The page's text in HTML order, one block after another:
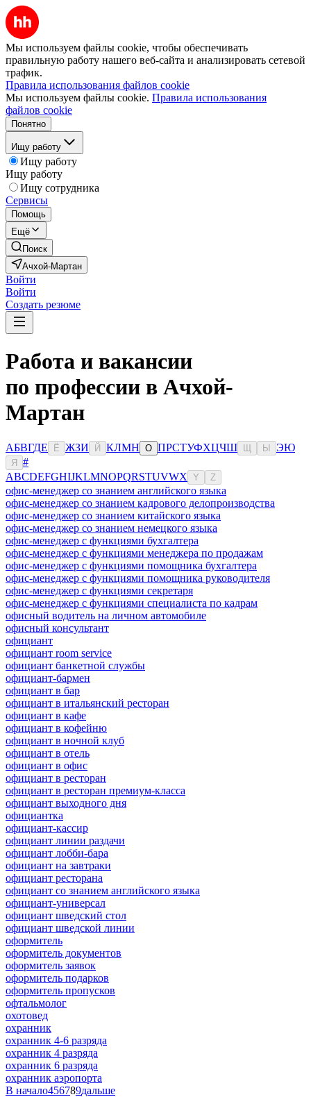
Мы используем файлы cookie, чтобы обеспечивать
правильную работу нашего веб-сайта и анализировать сетевой
трафик.
Правила использования файлов cookie
Мы используем файлы cookie. Правила использования
файлов cookie
Понятно
Ищу работу
Ищу работу
Ищу работу
Ищу сотрудника
Сервисы
Помощь
Ещё
Поиск
Ачхой-Мартан
Войти
Войти
Создать резюме
Работа и вакансии
по профессии в Ачхой-
Мартан
АБВГДЕ Ё ЖЗИ Й КЛМН О ПРСТУФХЦЧШ Ы ЭЮ
Я
#
ABCDEFGHIJKLMNOPQRSTUVWX Y Z
офис-менеджер со знанием английского языка
офис-менеджер со знанием кадрового делопроизводства
офис-менеджер со знанием китайского языка
офис-менеджер со знанием немецкого языка
офис-менеджер с функциями бухгалтера
офис-менеджер с функциями менеджера по продажам
офис-менеджер с функциями помощника бухгалтера
офис-менеджер с функциями помощника руководителя
офис-менеджер с функциями секретаря
офис-менеджер с функциями специалиста по кадрам
офисный водитель на личном автомобиле
офисный консультант
официант
официант room service
официант банкетной службы
официант-бармен
официант в бар
официант в итальянский ресторан
официант в кафе
официант в кофейню
официант в ночной клуб
официант в отель
официант в офис
официант в ресторан
официант в ресторан премиум-класса
официант выходного дня
официантка
официант-кассир
официант линии раздачи
официант лобби-бара
официант на завтраки
официант ресторана
официант со знанием английского языка
официант-универсал
официант шведский стол
официант шведской линии
оформитель
оформитель документов
оформитель заявок
оформитель подарков
оформитель пропусков
офтальмолог
охотовед
охранник
охранник 4-6 разряда
охранник 4 разряда
охранник 6 разряда
охранник аэропорта
В начало456789дальше